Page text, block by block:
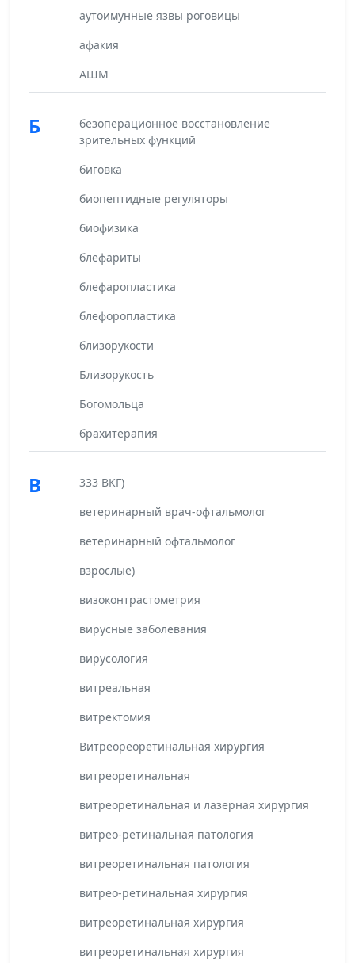
аутоимунные язвы роговицы
афакия
АШМ
Б
безоперационное восстановление
зрительных функций
биговка
биопептидные регуляторы
биофизика
блефариты
блефаропластика
блефоропластика
близорукости
Близорукость
Богомольца
брахитерапия
В
333 ВКГ)
ветеринарный врач-офтальмолог
ветеринарный офтальмолог
взрослые)
визоконтрастометрия
вирусные заболевания
вирусология
витреальная
витректомия
Витреореоретинальная хирургия
витреоретинальная
витреоретинальная и лазерная хирургия
витрео-ретинальная патология
витреоретинальная патология
витрео-ретинальная хирургия
витреоретинальная хирургия
витреоретинальная хирургия